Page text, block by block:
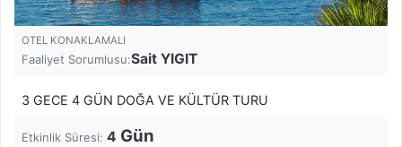
OTEL KONAKLAMALI
Faaliyet Sorumlusu:Sait YIGIT
3 GECE 4 GÜN DOĞA VE KÜLTÜR TURU
Etkinlik Süresi: 4 Gün